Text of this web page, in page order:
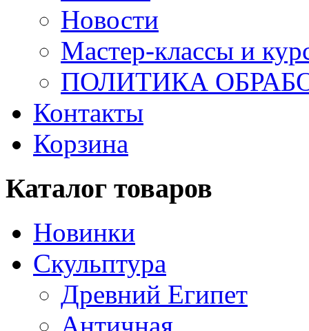
Новости
Мастер-классы и
ПОЛИТИКА
Контакты
Корзина
Каталог товаров
Новинки
Скульптура
Древний Египет